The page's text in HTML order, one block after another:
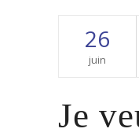
26
juin
Je